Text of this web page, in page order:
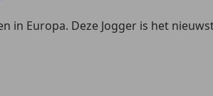
Europa. Deze Jogger is het